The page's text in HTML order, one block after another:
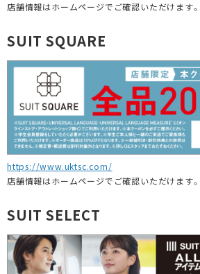
店舗情報はホームページでご確認いただけます。
SUIT SQUARE
https://www.uktsc.com/
店舗情報はホームページでご確認いただけます。
SUIT SELECT